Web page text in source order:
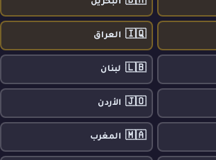
البحرين
🇮🇶 العراق
🇱🇧 لبنان
🇯🇴 الأردن
🇲🇦 المغرب